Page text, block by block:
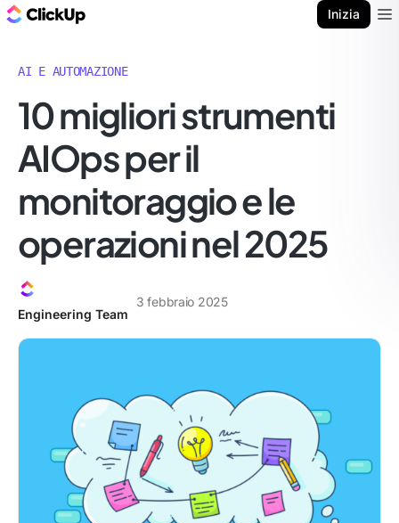
Inizia
AI E AUTOMAZIONE
10 migliori strumenti
AIOps per il
monitoraggio e le
operazioni nel 2025
Engineering Team
3 febbraio 2025